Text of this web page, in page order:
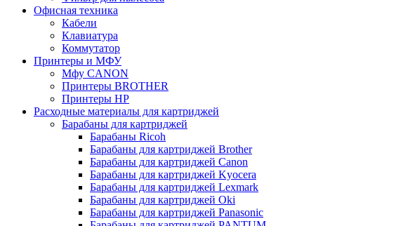
Офисная техника
Кабели
Клавиатура
Коммутатор
Принтеры и МФУ
Мфу CANON
Принтеры BROTHER
Принтеры HP
Расходные материалы для картриджей
Барабаны для картриджей
Барабаны Ricoh
Барабаны для картриджей Brother
Барабаны для картриджей Canon
Барабаны для картриджей Kyocera
Барабаны для картриджей Lexmark
Барабаны для картриджей Oki
Барабаны для картриджей Panasonic